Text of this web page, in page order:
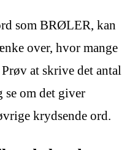
som BRØLER, kan
over, hvor mange
at skrive det antal
se om det giver
krydsende ord.